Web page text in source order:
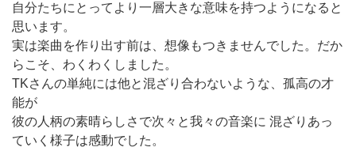
自分たちにとってより一層大きな意味を持つようになると
思います。
実は楽曲を作り出す前は、想像もつきませんでした。だか
らこそ、わくわくしました。
TKさんの単純には他と混ざり合わないような、孤高の才
能が
彼の人柄の素晴らしさで次々と我々の音楽に 混ざりあっ
ていく様子は感動でした。